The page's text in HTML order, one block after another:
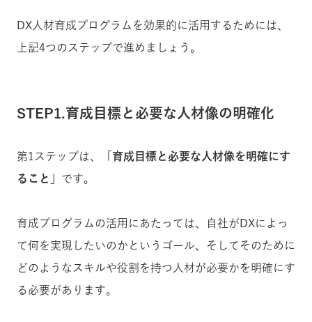
DX人材育成プログラムを効果的に活用するためには、
上記4つのステップで進めましょう。
STEP1.育成目標と必要な人材像の明確化
第1ステップは、
「育成目標と必要な人材像を明確にす
ること」 です。
育成プログラムの活用にあたっては、自社がDXによっ
て何を実現したいのかというゴール、そしてそのために
どのようなスキルや役割を持つ人材が必要かを明確にす
る必要があります。